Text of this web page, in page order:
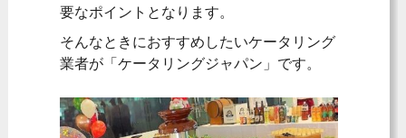
要なポイントとなります。
そんなときにおすすめしたいケータリング
業者が「ケータリングジャパン」です。